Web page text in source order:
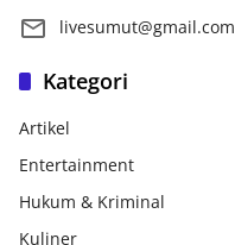
livesumut@gmail.com
Kategori
Artikel
Entertainment
Hukum & Kriminal
Kuliner